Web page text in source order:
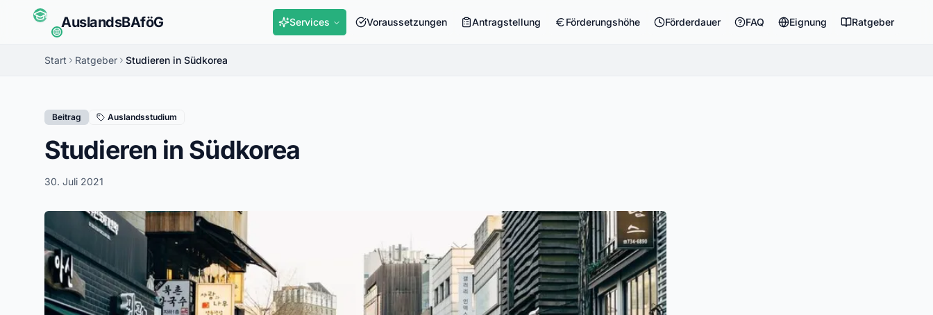
AuslandsBAföG Services Voraussetzungen Antragstellung Förderungshöhe Förderdauer FAQ Eignung Ratgeber
Start Ratgeber Studieren in Südkorea
Beitrag Auslandsstudium
Studieren in Südkorea
30. Juli 2021